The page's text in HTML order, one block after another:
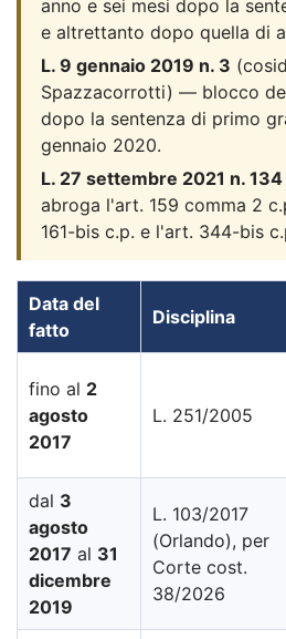
anno e sei mesi dopo la
e altrettanto dopo quella di
L. 9 gennaio 2019 n. 3
Spazzacorrotti) — blocco
dopo la sentenza di primo
gennaio 2020.
L. 27 settembre 2021 n. 134
abroga l'art. 159 comma 2
161-bis c.p. e l'art. 344-bis
Data del
fatto
Disciplina
fino al 2
agosto
2017
L. 251/2005
dal 3
agosto
2017 al 31
dicembre
2019
L. 103/2017
(Orlando), per
Corte cost.
38/2026